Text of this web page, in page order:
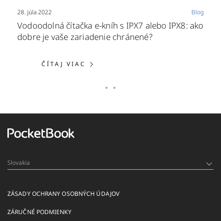
28. júla 2022 Blog
Vodoodolná čítačka e-kníh s IPX7 alebo IPX8: ako
dobre je vaše zariadenie chránené?
ČÍTAJ VIAC ČÍTAJ VIAC: VODOODOLNÁ
ZÁSADY OCHRANY OSOBNÝCH ÚDAJOV
ZÁRUČNÉ PODMIENKY
Slovakia